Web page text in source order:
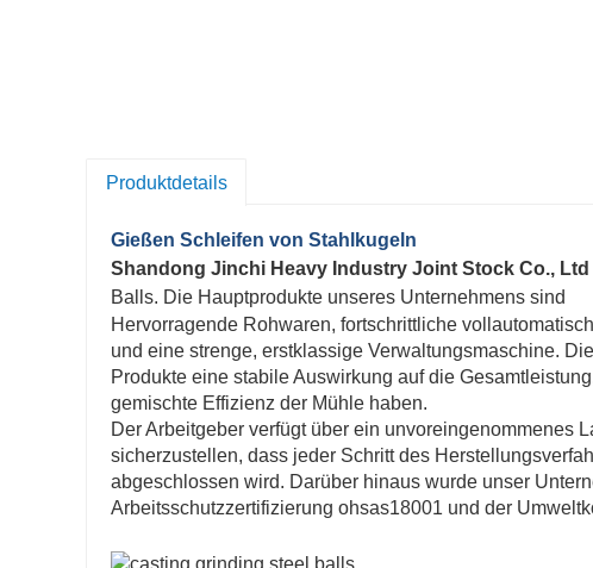
Produktdetails
Gießen Schleifen von Stahlkugeln
Shandong Jinchi Heavy Industry Joint Stock Co., Ltd
Balls. Die Hauptprodukte unseres Unternehmens sind
Hervorragende Rohwaren, fortschrittliche
und eine strenge, erstklassige Verwaltungsmaschine.
Produkte eine stabile Auswirkung auf die
gemischte Effizienz der Mühle haben.
Der Arbeitgeber verfügt über ein unvoreingenommenes
sicherzustellen, dass jeder Schritt des
abgeschlossen wird. Darüber hinaus wurde unser
Arbeitsschutzzertifizierung ohsas18001 und der